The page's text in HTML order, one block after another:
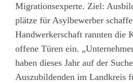
Migrationsexperte. Ziel:
plätze für Asylbewerber
Handwerkerschaft rannten die
offene Türen ein.
haben dieses Jahr auf der
Auszubildenden im Landkreis